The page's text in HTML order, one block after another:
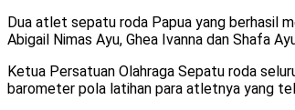
Dua atlet sepatu roda Papua yang berhasil
Abigail Nimas Ayu, Ghea Ivanna dan Shafa
Ketua Persatuan Olahraga Sepatu roda
barometer pola latihan para atletnya yang